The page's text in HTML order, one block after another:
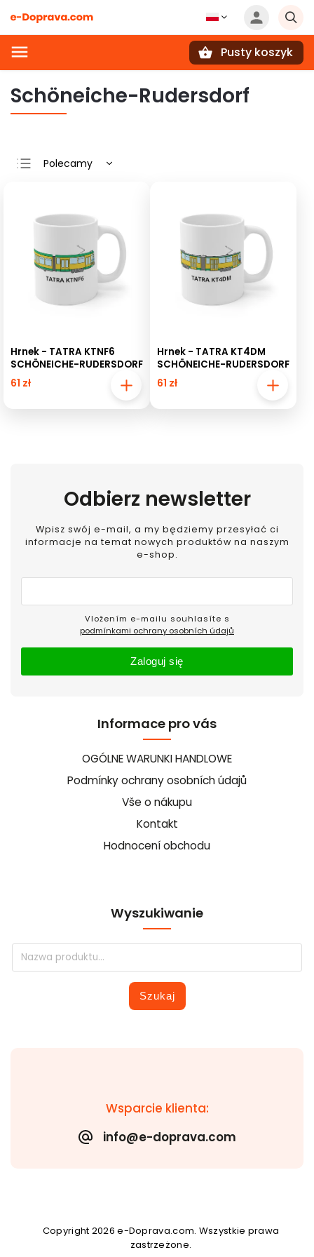
Pusty koszyk
Schöneiche-Rudersdorf
Polecamy
Najczęściej
sprzedawane
Alfabetycznie
Hrnek - TATRA KTNF6
SCHÖNEICHE-RUDERSDORF
61 zł
Hrnek - TATRA KT4DM
SCHÖNEICHE-RUDERSDORF
61 zł
Wsparcie klienta:
info@e-doprava.com
Informace pro vás
OGÓLNE WARUNKI HANDLOWE
Podmínky ochrany osobních údajů
Vše o nákupu
Kontakt
Hodnocení obchodu
Odbierz newsletter
Wpisz swój e-mail, a my będziemy przesyłać ci
informacje na temat nowych produktów na naszym
e-shop.
podmínkami ochrany osobních údajů
Zaloguj się
Wyszukiwanie
Szukaj
Copyright 2026e-Doprava.com. Wszystkie prawa
zastrzeżone.